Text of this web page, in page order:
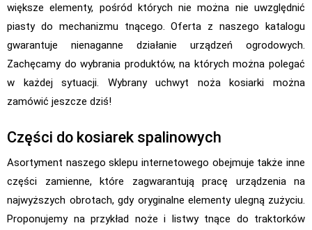
większe elementy, pośród których nie można nie uwzględnić
piasty do mechanizmu tnącego. Oferta z naszego katalogu
gwarantuje nienaganne działanie urządzeń ogrodowych.
Zachęcamy do wybrania produktów, na których można polegać
w każdej sytuacji. Wybrany uchwyt noża kosiarki można
zamówić jeszcze dziś!
Części do kosiarek spalinowych
Asortyment naszego sklepu internetowego obejmuje także inne
części zamienne, które zagwarantują pracę urządzenia na
najwyższych obrotach, gdy oryginalne elementy ulegną zużyciu.
Proponujemy na przykład noże i listwy tnące do traktorków